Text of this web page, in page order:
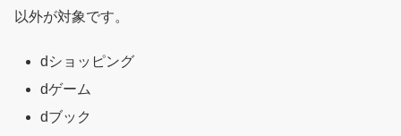
以外が対象です。
dショッピング
dゲーム
dブック